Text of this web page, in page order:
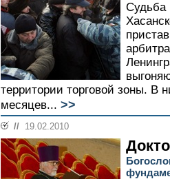
Судьба
территории торговой зоны. В
месяцев... >>
// 19.02.2010